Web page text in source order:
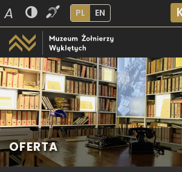
A PL EN
OFERTA